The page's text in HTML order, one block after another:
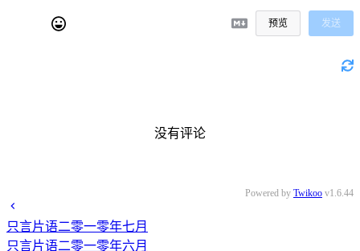
预览 发送
没有评论
Powered by Twikoo v1.6.44
只言片语二零一零年七月
只言片语二零一零年六月